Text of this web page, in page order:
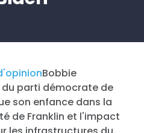
Bobbie
parti démocrate de
son enfance dans la
de Franklin et l'impact